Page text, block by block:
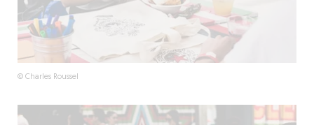
© Charles Roussel